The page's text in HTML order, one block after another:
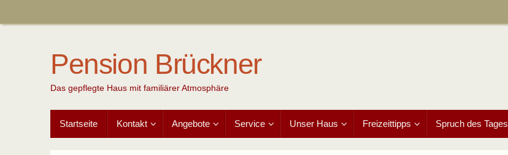
Pension Brückner
Das gepflegte Haus mit familiärer Atmosphäre
Inhalt
springen
Startseite Kontakt Angebote Service Unser Haus Freizeittipps Spruch des Tages